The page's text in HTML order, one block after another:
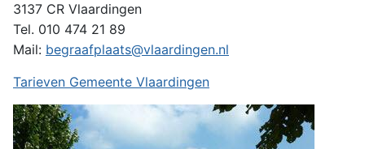
3137 CR Vlaardingen
Tel. 010 474 21 89
Mail: begraafplaats@vlaardingen.nl
Tarieven Gemeente Vlaardingen